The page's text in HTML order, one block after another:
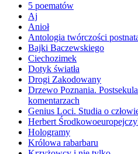
5 poematów
Aj
Anioł
Antologia twórczości
Bajki Baczewskiego
Ciechozimek
Dotyk światła
Drogi Zakodowany
Drzewo Poznania.
komentarzach
Genius Loci. Studia o
Herbert
Hologramy
Królowa rabarbaru